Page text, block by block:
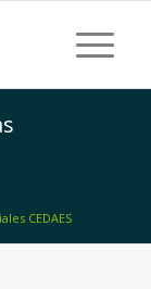
CEDAES